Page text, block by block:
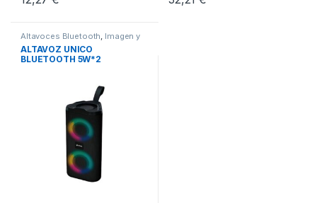
Altavoces Bluetooth, Imagen y
Sonido,Sonido
ALTAVOZ UNICO
BLUETOOTH 5W*2